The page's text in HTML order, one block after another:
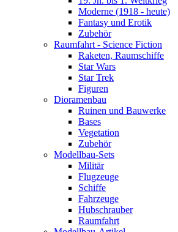
Moderne (1918 - heute)
Fantasy und Erotik
Zubehör
Raumfahrt - Science Fiction
Raketen, Raumschiffe
Star Wars
Star Trek
Figuren
Dioramenbau
Ruinen und Bauwerke
Bases
Vegetation
Zubehör
Modellbau-Sets
Militär
Flugzeuge
Schiffe
Fahrzeuge
Hubschrauber
Raumfahrt